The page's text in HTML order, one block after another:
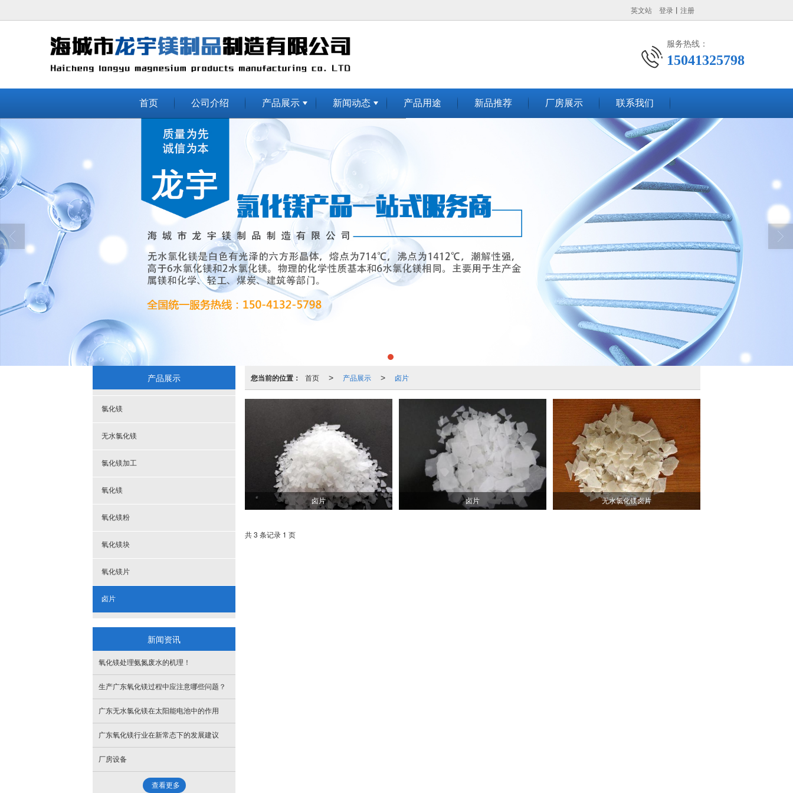
英文站 登录 丨 注册
服务热线：
15041325798
首页 公司介绍 产品展示 新闻动态 产品用途 新品推荐 厂房展示 联系我们
您当前的位置： 首页 > 产品展示 > 卤片
卤片 卤片 无水氯化镁卤片
共 3 条记录 1 页
产品展示
氯化镁
无水氯化镁
氯化镁加工
氧化镁
氧化镁粉
氧化镁块
氧化镁片
卤片
新闻资讯
氧化镁处理氨氮废水的机理！
生产广东氧化镁过程中应注意哪些问题？
广东无水氯化镁在太阳能电池中的作用
广东氧化镁行业在新常态下的发展建议
厂房设备
查看更多